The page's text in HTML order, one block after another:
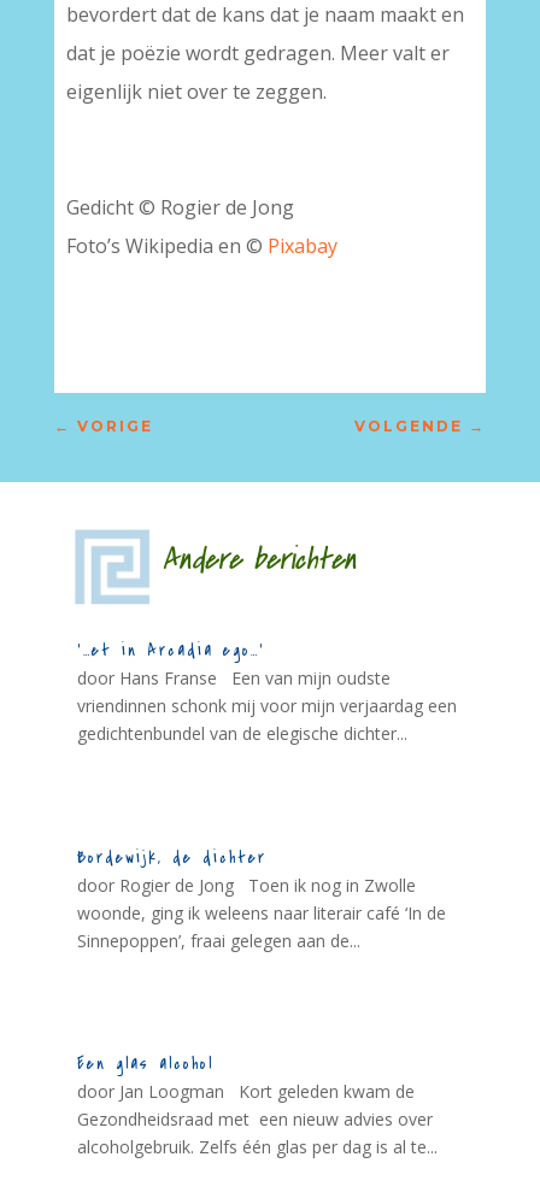
bevordert dat de kans dat je naam maakt en
dat je poëzie wordt gedragen. Meer valt er
eigenlijk niet over te zeggen.
Gedicht © Rogier de Jong
Foto’s Wikipedia en © Pixabay
← VORIGE VOLGENDE →
Andere berichten
‘…et in Arcadia ego…’
door Hans Franse Een van mijn oudste
vriendinnen schonk mij voor mijn verjaardag een
gedichtenbundel van de elegische dichter...
Bordewijk, de dichter
door Rogier de Jong Toen ik nog in Zwolle
woonde, ging ik weleens naar literair café ‘In de
Sinnepoppen’, fraai gelegen aan de...
Een glas alcohol
door Jan Loogman Kort geleden kwam de
Gezondheidsraad met een nieuw advies over
alcoholgebruik. Zelfs één glas per dag is al te...